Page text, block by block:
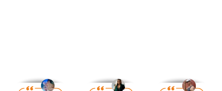
feita pelos nossos alunos: